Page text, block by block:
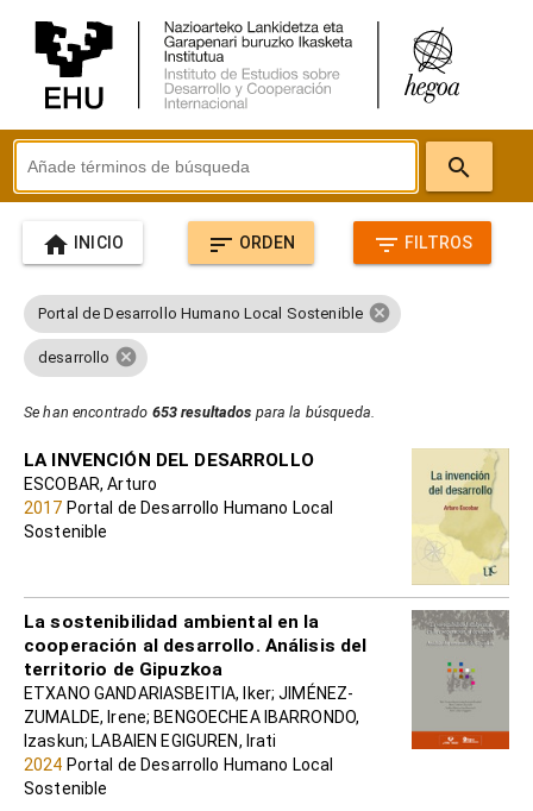
search
home INICIO sort ORDEN filter_list FILTROS
Portal de Desarrollo Humano Local Sostenible cancel
desarrollo cancel
Se han encontrado 653 resultados para la búsqueda.
LA INVENCIÓN DEL DESARROLLO
ESCOBAR, Arturo
2017 Portal de Desarrollo Humano Local
Sostenible
La sostenibilidad ambiental en la
cooperación al desarrollo. Análisis del
territorio de Gipuzkoa
ETXANO GANDARIASBEITIA, Iker; JIMÉNEZ-
ZUMALDE, Irene; BENGOECHEA IBARRONDO,
Izaskun; LABAIEN EGIGUREN, Irati
2024 Portal de Desarrollo Humano Local
Sostenible